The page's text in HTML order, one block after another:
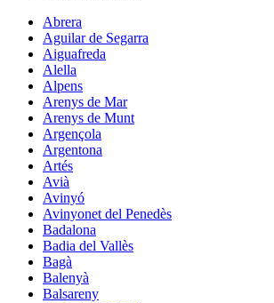
Abrera
Aguilar de Segarra
Aiguafreda
Alella
Alpens
Arenys de Mar
Arenys de Munt
Argençola
Argentona
Artés
Avià
Avinyó
Avinyonet del Penedès
Badalona
Badia del Vallès
Bagà
Balenyà
Balsareny